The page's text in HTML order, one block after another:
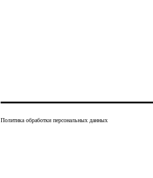
Политика обработки персональных данных